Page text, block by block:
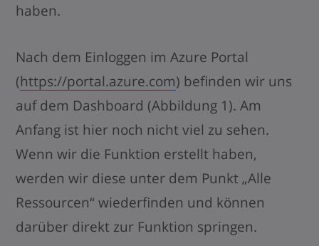
haben.
Nach dem Einloggen im Azure Portal
(https://portal.azure.com) befinden wir uns
auf dem Dashboard (Abbildung 1). Am
Anfang ist hier noch nicht viel zu sehen.
Wenn wir die Funktion erstellt haben,
werden wir diese unter dem Punkt „Alle
Ressourcen“ wiederfinden und können
darüber direkt zur Funktion springen.